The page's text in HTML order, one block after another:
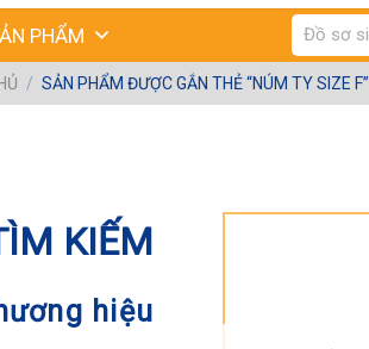
PHẨM
Tìm
/ SẢN PHẨM ĐƯỢC GẮN THẺ “NÚM TY SIZE F”
KIẾM
hiệu